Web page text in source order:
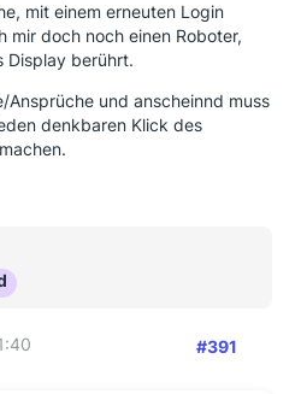
mit einem erneuten Login
mir doch noch einen Roboter,
Display berührt.
und anscheinnd muss
denkbaren Klick des
#391